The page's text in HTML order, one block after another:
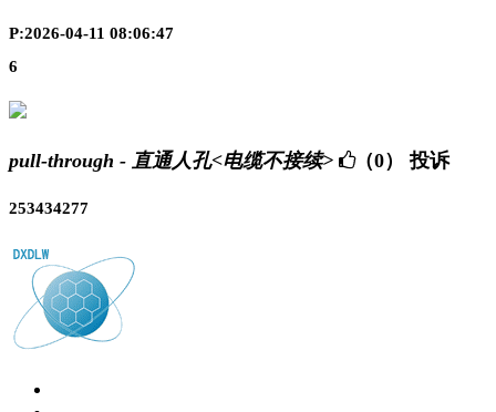
P:2026-04-11 08:06:47
6
pull-through - 直通人孔<电缆不接续> （0） 投诉
253434277